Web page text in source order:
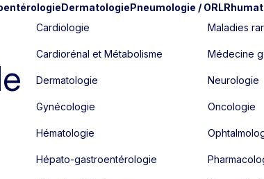
DermatologiePneumologie / ORL
Cardiologie
Cardiorénal et Métabolisme
Dermatologie
Gynécologie
Hématologie
Hépato-gastroentérologie
Maladies
Médecine
Neurologie
Oncologie